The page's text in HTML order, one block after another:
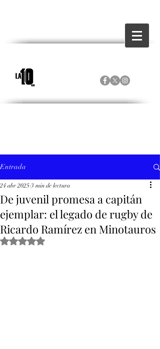
Entrada
De juvenil promesa a capitán
ejemplar: el legado de rugby de
Ricardo Ramírez en Minotauros
24 abr 2025 3 min de lectura
Obtuvo NaN de 5 estrellas.